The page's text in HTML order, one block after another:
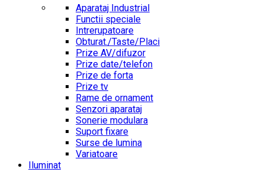
Aparataj Industrial
Functii speciale
Intrerupatoare
Obturat./Taste/Placi
Prize AV/difuzor
Prize date/telefon
Prize de forta
Prize tv
Rame de ornament
Senzori aparataj
Sonerie modulara
Suport fixare
Surse de lumina
Variatoare
Iluminat